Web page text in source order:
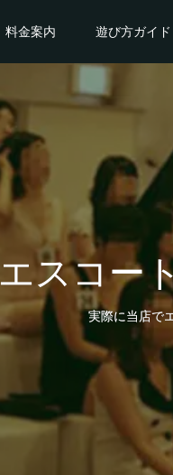
料金案内 遊び方ガイド
エスコー
実際に当店で